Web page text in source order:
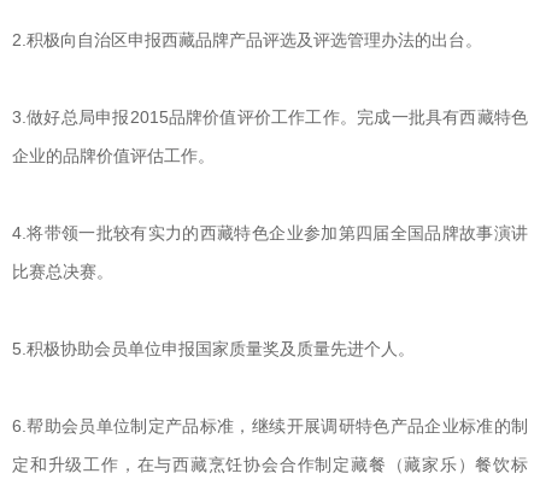
2.积极向自治区申报西藏品牌产品评选及评选管理办法的出台。
3.做好总局申报2015品牌价值评价工作工作。完成一批具有西藏特色
企业的品牌价值评估工作。
4.将带领一批较有实力的西藏特色企业参加第四届全国品牌故事演讲
比赛总决赛。
5.积极协助会员单位申报国家质量奖及质量先进个人。
6.帮助会员单位制定产品标准，继续开展调研特色产品企业标准的制
定和升级工作，在与西藏烹饪协会合作制定藏餐（藏家乐）餐饮标